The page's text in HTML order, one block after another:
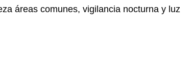
áreas comunes, vigilancia nocturna y luz